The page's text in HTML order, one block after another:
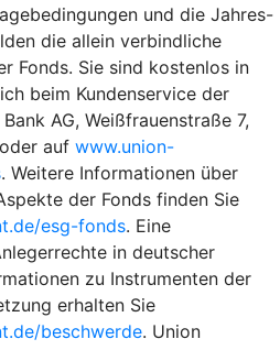
und die Jahres-
die allein verbindliche
Fonds. Sie sind kostenlos in
beim Kundenservice der
AG, Weißfrauenstraße 7,
auf www.union-
. Weitere Informationen über
der Fonds finden Sie
esg-fonds. Eine
in deutscher
zu Instrumenten der
erhalten Sie
beschwerde. Union